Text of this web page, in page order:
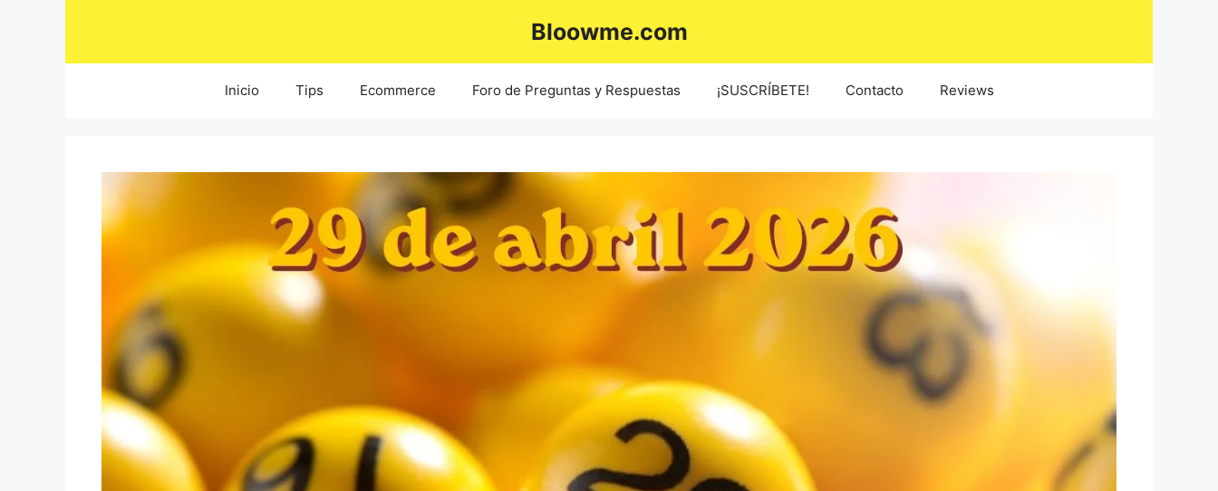
Bloowme.com
Inicio Tips Ecommerce Foro de Preguntas y Respuestas ¡SUSCRÍBETE! Contacto Reviews